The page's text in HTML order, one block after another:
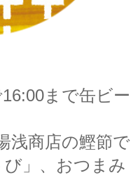
まで缶ビー
浅商店の鰹節で
」、おつまみ